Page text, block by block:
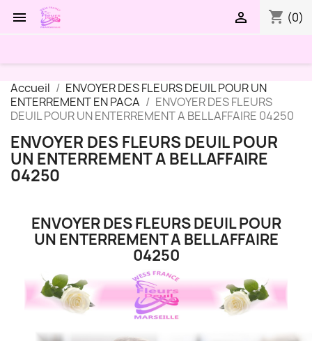
 shopping_cart (0)

Accueil
ENVOYER DES FLEURS DEUIL POUR UN
ENTERREMENT EN PACA
ENVOYER DES FLEURS
DEUIL POUR UN ENTERREMENT A BELLAFFAIRE 04250
ENVOYER DES FLEURS DEUIL POUR
UN ENTERREMENT A BELLAFFAIRE
04250
ENVOYER DES FLEURS DEUIL POUR
UN ENTERREMENT A BELLAFFAIRE
04250